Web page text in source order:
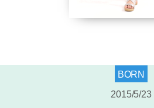
BORN
2015/5/23